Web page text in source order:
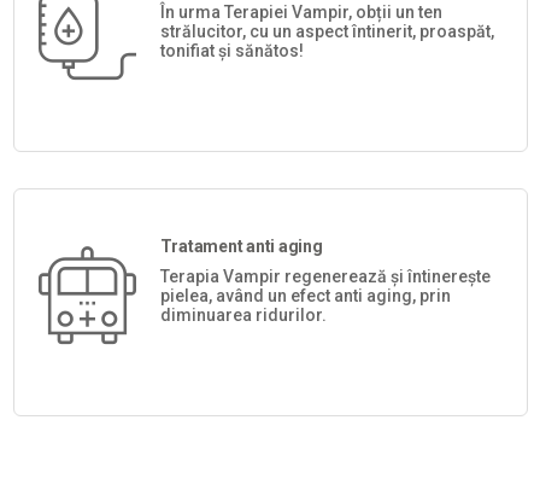
În urma Terapiei Vampir, obții un ten
strălucitor, cu un aspect întinerit, proaspăt,
tonifiat și sănătos!
Tratament anti aging
Terapia Vampir regenerează și întinerește
pielea, având un efect anti aging, prin
diminuarea ridurilor.